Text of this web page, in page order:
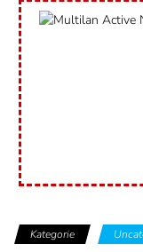
Kategorie